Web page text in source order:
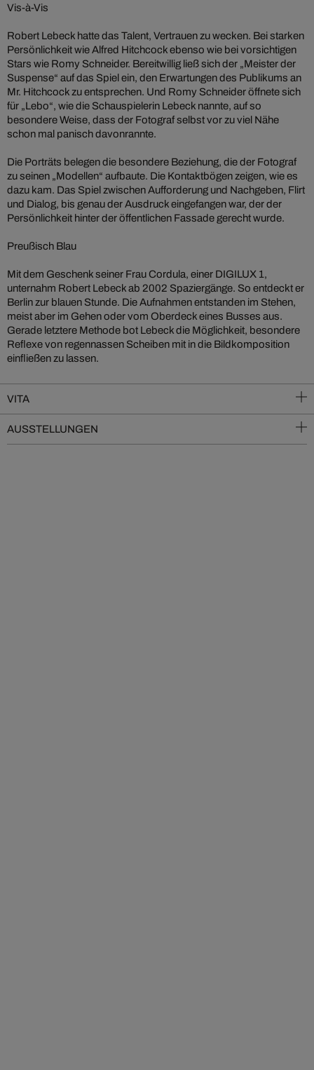
Vis-à-Vis
Robert Lebeck hatte das Talent, Vertrauen zu wecken. Bei starken
Persönlichkeit wie Alfred Hitchcock ebenso wie bei vorsichtigen
Stars wie Romy Schneider. Bereitwillig ließ sich der „Meister der
Suspense“ auf das Spiel ein, den Erwartungen des Publikums an
Mr. Hitchcock zu entsprechen. Und Romy Schneider öffnete sich
für „Lebo“, wie die Schauspielerin Lebeck nannte, auf so
besondere Weise, dass der Fotograf selbst vor zu viel Nähe
schon mal panisch davonrannte.
Die Porträts belegen die besondere Beziehung, die der Fotograf
zu seinen „Modellen“ aufbaute. Die Kontaktbögen zeigen, wie es
dazu kam. Das Spiel zwischen Aufforderung und Nachgeben, Flirt
und Dialog, bis genau der Ausdruck eingefangen war, der der
Persönlichkeit hinter der öffentlichen Fassade gerecht wurde.
Preußisch Blau
Mit dem Geschenk seiner Frau Cordula, einer DIGILUX 1,
unternahm Robert Lebeck ab 2002 Spaziergänge. So entdeckt er
Berlin zur blauen Stunde. Die Aufnahmen entstanden im Stehen,
meist aber im Gehen oder vom Oberdeck eines Busses aus.
Gerade letztere Methode bot Lebeck die Möglichkeit, besondere
Reflexe von regennassen Scheiben mit in die Bildkomposition
einfließen zu lassen.
VITA
AUSSTELLUNGEN